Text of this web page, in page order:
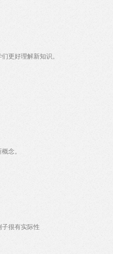
更好理解新知识。
念。
很有实际性